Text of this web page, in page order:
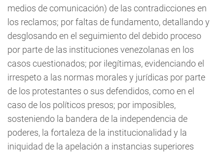
medios de comunicación) de las contradicciones en
los reclamos; por faltas de fundamento, detallando y
desglosando en el seguimiento del debido proceso
por parte de las instituciones venezolanas en los
casos cuestionados; por ilegítimas, evidenciando el
irrespeto a las normas morales y jurídicas por parte
de los protestantes o sus defendidos, como en el
caso de los políticos presos; por imposibles,
sosteniendo la bandera de la independencia de
poderes, la fortaleza de la institucionalidad y la
iniquidad de la apelación a instancias superiores